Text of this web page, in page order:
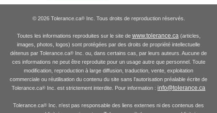
© 2026 Tolerance.ca®Inc. Tous droits de reproduction réservés.
Toutes les informations reproduites sur le site de www.tolerance.ca(articles,
images, photos, logos) sont protégées par des droits de propriété intellectuelle
détenus par Tolerance.ca® Inc. ou, dans certains cas, par leurs auteurs. Aucune de
ces informations ne peut être reproduite pour un usage autre que personnel. Toute
modification, reproduction à large diffusion, traduction, vente, exploitation
commerciale ou réutilisation du contenu du site sans l'autorisation préalable écrite de
Tolerance.ca® Inc. est strictement interdite. Pour information : info@tolerance.ca
Tolerance.ca® Inc. n'est pas responsable des liens externes ni des contenus des